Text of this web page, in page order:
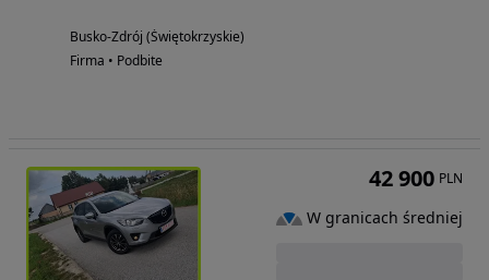
Busko-Zdrój (Świętokrzyskie)
Firma • Podbite
42 900 PLN
W granicach średniej